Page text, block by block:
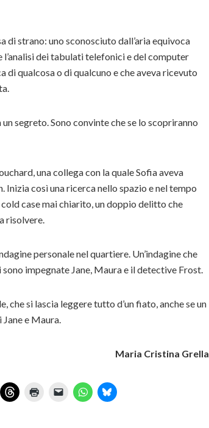
di strano: uno sconosciuto dall’aria equivoca
dei tabulati telefonici e del computer
di qualcosa o di qualcuno e che aveva ricevuto
segreto. Sono convinte che se lo scopriranno
una collega con la quale Sofia aveva
così una ricerca nello spazio e nel tempo
case mai chiarito, un doppio delitto che
risolvere.
personale nel quartiere. Un’indagine che
impegnate Jane, Maura e il detective Frost.
si lascia leggere tutto d’un fiato, anche se un
e Maura.
Maria Cristina Grella